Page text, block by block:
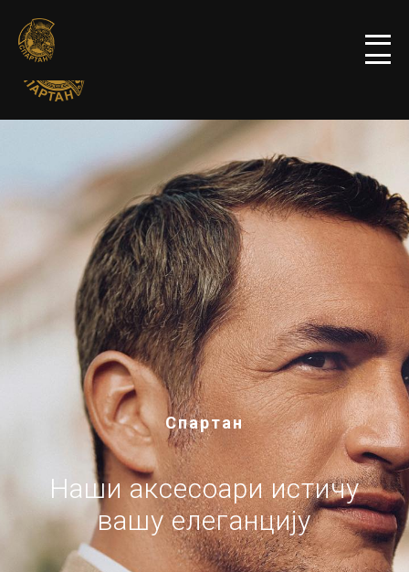
Спартан
Наши аксесоари истичу
вашу елеганцију